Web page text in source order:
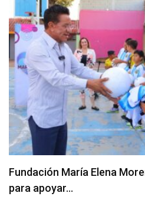
Fundación María Elena
para apoyar…